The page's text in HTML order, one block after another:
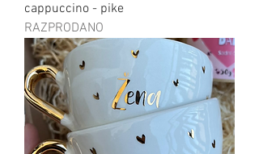
cappuccino - pike
RAZPRODANO